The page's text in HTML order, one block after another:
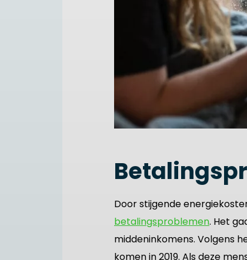
Door stijgende
betalingsproblemen. Het
middeninkomens. Volgens
komen in 2019. Als deze